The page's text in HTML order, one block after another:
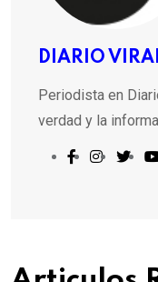
DIARIO
Periodista en
verdad y la